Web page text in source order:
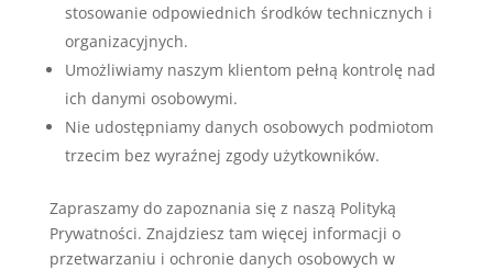
stosowanie odpowiednich środków technicznych i
organizacyjnych.
Umożliwiamy naszym klientom pełną kontrolę nad
ich danymi osobowymi.
Nie udostępniamy danych osobowych podmiotom
trzecim bez wyraźnej zgody użytkowników.
Zapraszamy do zapoznania się z naszą Polityką
Prywatności. Znajdziesz tam więcej informacji o
przetwarzaniu i ochronie danych osobowych w